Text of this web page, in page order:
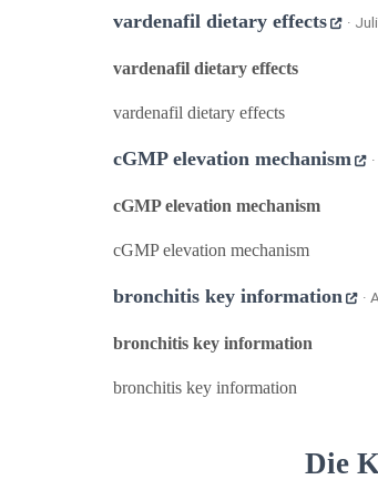
vardenafil dietary effects ·
vardenafil dietary effects
vardenafil dietary effects
cGMP elevation mechanism
cGMP elevation mechanism
cGMP elevation mechanism
bronchitis key information ·
bronchitis key information
bronchitis key information
Die